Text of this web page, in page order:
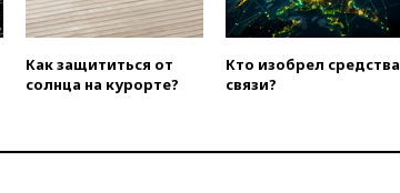
опубликованное сегодня,
снято давно
вчера, 16:47 Сирия и Россия
договорились о присутствии
Как защититься от
солнца на курорте?
Кто изобрел средства
связи?